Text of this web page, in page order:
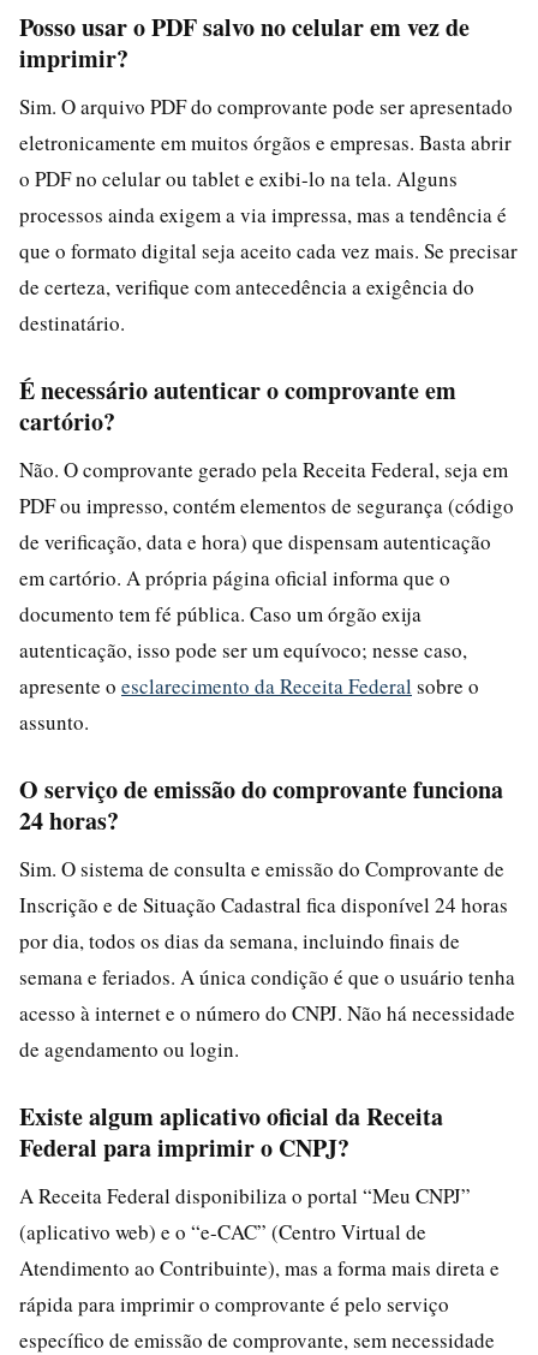
Posso usar o PDF salvo no celular em vez de
imprimir?
Sim. O arquivo PDF do comprovante pode ser apresentado
eletronicamente em muitos órgãos e empresas. Basta abrir
o PDF no celular ou tablet e exibi-lo na tela. Alguns
processos ainda exigem a via impressa, mas a tendência é
que o formato digital seja aceito cada vez mais. Se precisar
de certeza, verifique com antecedência a exigência do
destinatário.
É necessário autenticar o comprovante em
cartório?
Não. O comprovante gerado pela Receita Federal, seja em
PDF ou impresso, contém elementos de segurança (código
de verificação, data e hora) que dispensam autenticação
em cartório. A própria página oficial informa que o
documento tem fé pública. Caso um órgão exija
autenticação, isso pode ser um equívoco; nesse caso,
apresente o esclarecimento da Receita Federal sobre o
assunto.
O serviço de emissão do comprovante funciona
24 horas?
Sim. O sistema de consulta e emissão do Comprovante de
Inscrição e de Situação Cadastral fica disponível 24 horas
por dia, todos os dias da semana, incluindo finais de
semana e feriados. A única condição é que o usuário tenha
acesso à internet e o número do CNPJ. Não há necessidade
de agendamento ou login.
Existe algum aplicativo oficial da Receita
Federal para imprimir o CNPJ?
A Receita Federal disponibiliza o portal “Meu CNPJ”
(aplicativo web) e o “e-CAC” (Centro Virtual de
Atendimento ao Contribuinte), mas a forma mais direta e
rápida para imprimir o comprovante é pelo serviço
específico de emissão de comprovante, sem necessidade